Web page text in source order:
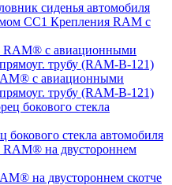
сиденья автомобиля
Крепления RAM с
с авиационными
трубу (RAM-B-121)
стекла автомобиля
на двустороннем скотче